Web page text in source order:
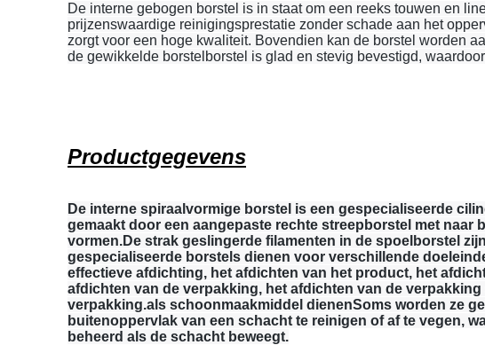
De interne gebogen borstel is in staat om een reeks touwen en
prijzenswaardige reinigingsprestatie zonder schade aan het
zorgt voor een hoge kwaliteit. Bovendien kan de borstel worden
de gewikkelde borstelborstel is glad en stevig bevestigd,
Productgegevens
De interne spiraalvormige borstel is een gespecialiseerde
gemaakt door een aangepaste rechte streepborstel met naar
vormen.De strak geslingerde filamenten in de spoelborstel
gespecialiseerde borstels dienen voor verschillende
effectieve afdichting, het afdichten van het product, het
afdichten van de verpakking, het afdichten van de
verpakking.als schoonmaakmiddel dienenSoms worden ze
buitenoppervlak van een schacht te reinigen of af te vegen,
beheerd als de schacht beweegt.